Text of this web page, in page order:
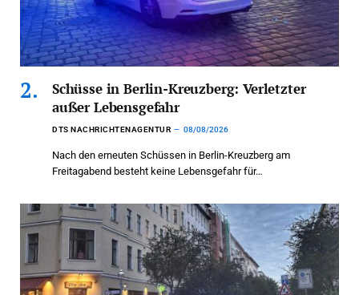
Schüsse in Berlin-Kreuzberg: Verletzter
außer Lebensgefahr
DTS NACHRICHTENAGENTUR 08/08/2026
Nach den erneuten Schüssen in Berlin-Kreuzberg am
Freitagabend besteht keine Lebensgefahr für…